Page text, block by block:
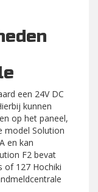
een 24V DC
kunnen
op het paneel,
model Solution
en kan
F2 bevat
of 127 Hochiki